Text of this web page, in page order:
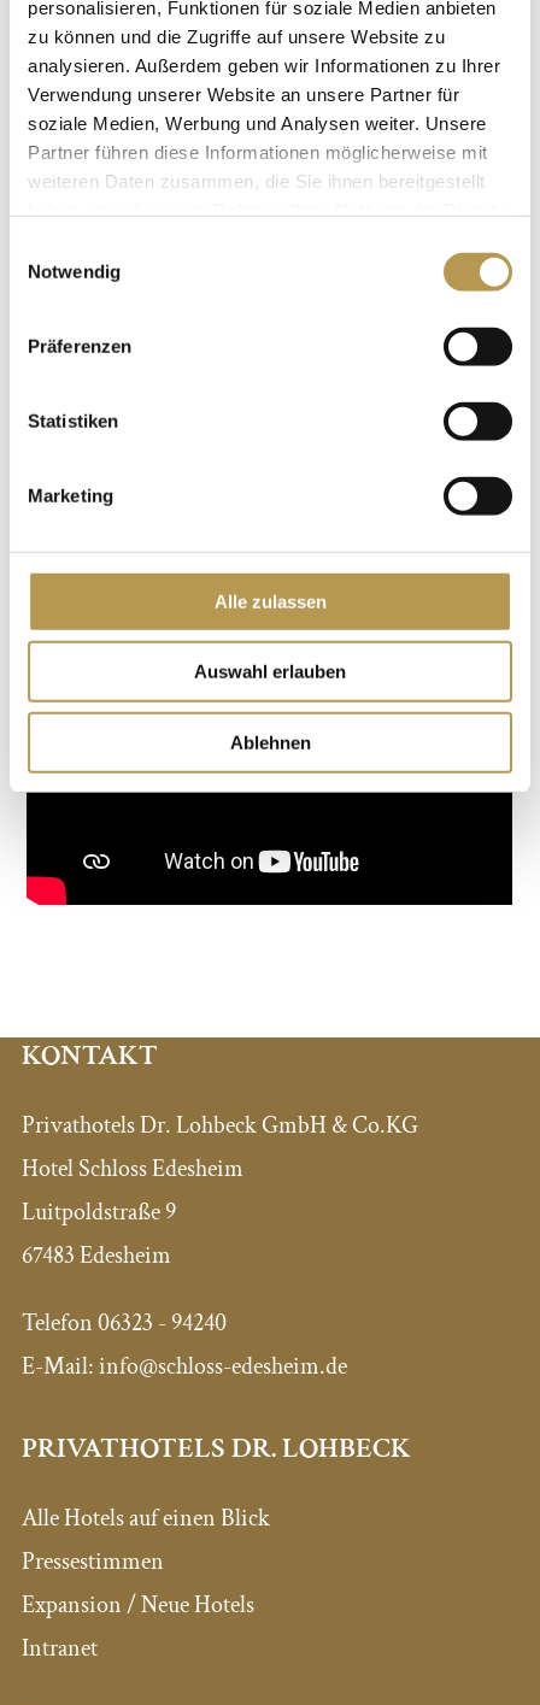
personalisieren, Funktionen für soziale Medien anbieten
zu können und die Zugriffe auf unsere Website zu
analysieren. Außerdem geben wir Informationen zu Ihrer
Verwendung unserer Website an unsere Partner für
soziale Medien, Werbung und Analysen weiter. Unsere
Partner führen diese Informationen möglicherweise mit
weiteren Daten zusammen, die Sie ihnen bereitgestellt
Notwendig
Präferenzen
Statistiken
Marketing
Alle zulassen
Auswahl erlauben
Ablehnen
Staunen noch nicht verlernt wurde. Eine Welt, in der
magische Reisen die Brücke zwischen der neuen und
alten Zauberkunst bauen. In der die Zeit scheinbar still
zu stehen scheint, während die Magier heimlich am Rad
der Zeit drehen.
Ort: Hotel Schloss Edesheim, Luitpoldstrasse 9, 67483
Kartenpreis: 99,00 €, inkl. 4-Gänge-Menü
Dauer: ca. 4 Stunden
KONTAKT
Privathotels Dr. Lohbeck GmbH & Co.KG
Hotel Schloss Edesheim
Luitpoldstraße 9
67483 Edesheim
Telefon06323 - 94240
E-Mail:info@schloss-edesheim.de
PRIVATHOTELS DR. LOHBECK
Alle Hotels auf einen Blick
Pressestimmen
Expansion / Neue Hotels
Intranet